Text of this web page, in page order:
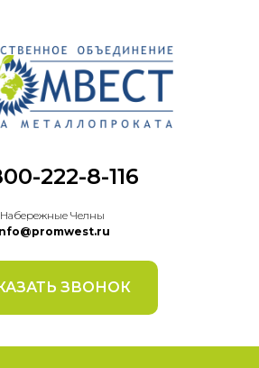
222-8-116
Набережные Челны
ЗВОНОК